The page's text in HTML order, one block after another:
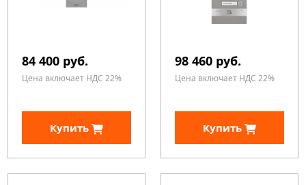
84 400 руб.
Цена включает НДС 22%
Купить
98 460 руб.
Цена включает НДС 22%
Купить